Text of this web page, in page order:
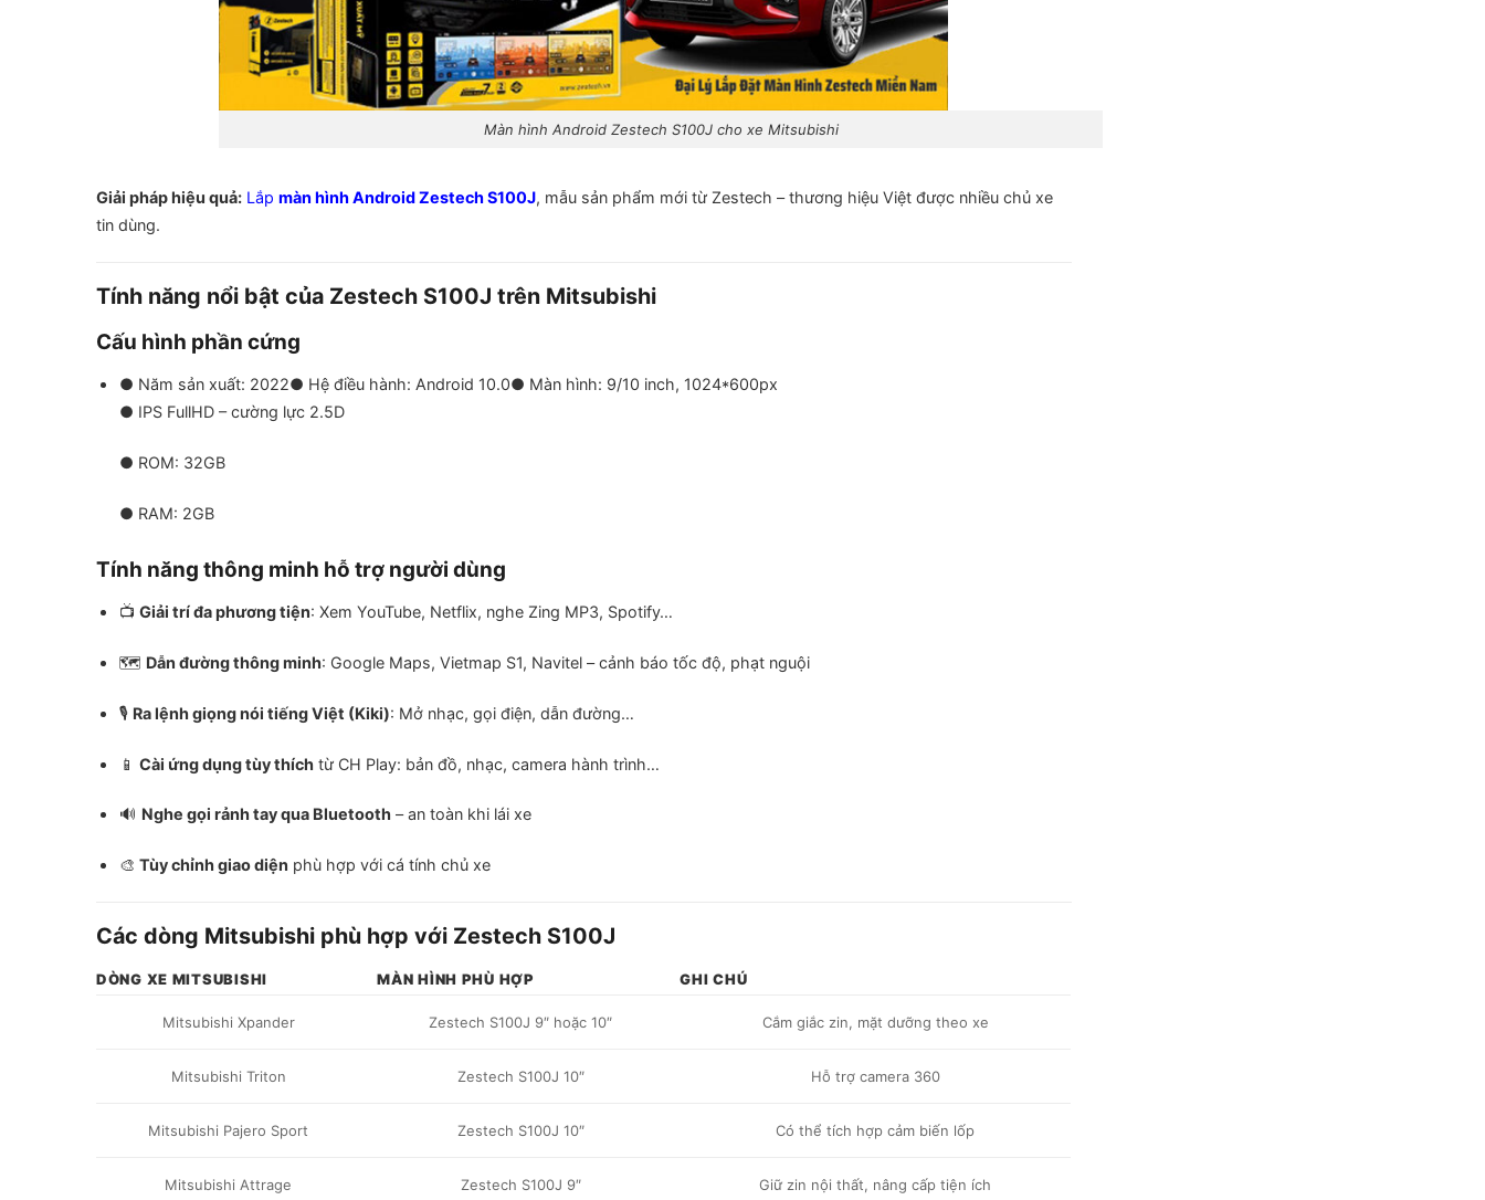
Màn hình Android Zestech S100J cho xe Mitsubishi
Giải pháp hiệu quả: Lắp màn hình Android Zestech S100J, mẫu sản phẩm mới từ Zestech – thương hiệu Việt được nhiều chủ xe
tin dùng.
Tính năng nổi bật của Zestech S100J trên Mitsubishi
Cấu hình phần cứng
● Năm sản xuất: 2022● Hệ điều hành: Android 10.0● Màn hình: 9/10 inch, 1024*600px
● IPS FullHD – cường lực 2.5D
● ROM: 32GB
● RAM: 2GB
Tính năng thông minh hỗ trợ người dùng
📺 Giải trí đa phương tiện: Xem YouTube, Netflix, nghe Zing MP3, Spotify…
🗺️ Dẫn đường thông minh: Google Maps, Vietmap S1, Navitel – cảnh báo tốc độ, phạt nguội
🎙️ Ra lệnh giọng nói tiếng Việt (Kiki): Mở nhạc, gọi điện, dẫn đường…
📱 Cài ứng dụng tùy thíchtừ CH Play: bản đồ, nhạc, camera hành trình…
🔊 Nghe gọi rảnh tay qua Bluetooth– an toàn khi lái xe
🎨 Tùy chỉnh giao diện phù hợp với cá tính chủ xe
Các dòng Mitsubishi phù hợp với Zestech S100J
DÒNG XE MITSUBISHI MÀN HÌNH PHÙ HỢP GHI CHÚ
Mitsubishi Xpander Zestech S100J 9″ hoặc 10″ Cắm giắc zin, mặt dưỡng theo xe
Mitsubishi Triton Zestech S100J 10″ Hỗ trợ camera 360
Mitsubishi Pajero Sport Zestech S100J 10″ Có thể tích hợp cảm biến lốp
Mitsubishi Attrage Zestech S100J 9″ Giữ zin nội thất, nâng cấp tiện ích